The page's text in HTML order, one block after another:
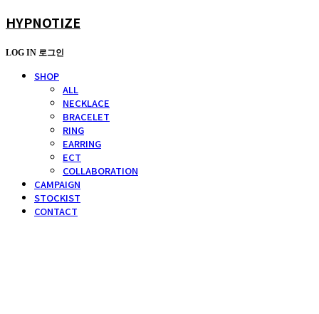
HYPNOTIZE
LOG IN 로그인
SHOP
ALL
NECKLACE
BRACELET
RING
EARRING
ECT
COLLABORATION
CAMPAIGN
STOCKIST
CONTACT